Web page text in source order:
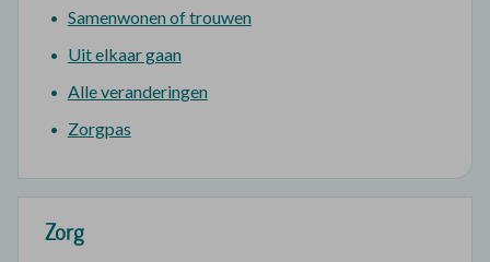
Samenwonen of trouwen
Uit elkaar gaan
Alle veranderingen
Zorgpas
Zorg